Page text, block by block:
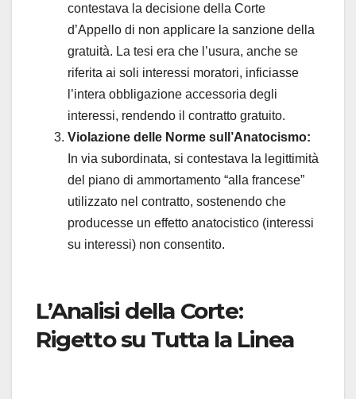
contestava la decisione della Corte
d’Appello di non applicare la sanzione della
gratuità. La tesi era che l’usura, anche se
riferita ai soli interessi moratori, inficiasse
l’intera obbligazione accessoria degli
interessi, rendendo il contratto gratuito.
Violazione delle Norme sull’Anatocismo:
In via subordinata, si contestava la legittimità
del piano di ammortamento “alla francese”
utilizzato nel contratto, sostenendo che
producesse un effetto anatocistico (interessi
su interessi) non consentito.
L’Analisi della Corte:
Rigetto su Tutta la Linea